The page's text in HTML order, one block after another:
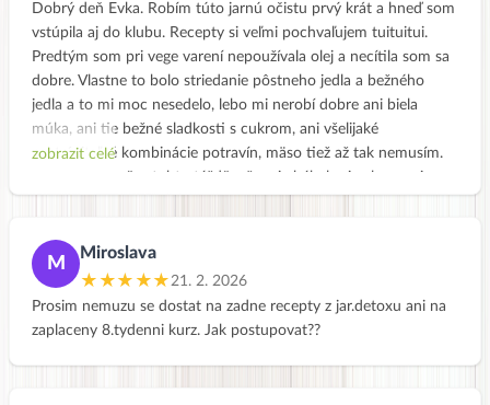
Dobrý deň Evka. Robím túto jarnú očistu prvý krát a hneď som
vstúpila aj do klubu. Recepty si veľmi pochvaľujem tuituitui.
Predtým som pri vege varení nepoužívala olej a necítila som sa
dobre. Vlastne to bolo striedanie pôstneho jedla a bežného
jedla a to mi moc nesedelo, lebo mi nerobí dobre ani biela
múka, ani tie bežné sladkosti s cukrom, ani všelijaké
nestráviteľné kombinácie potravín, mäso tiež až tak nemusím.
Presne takéto jedálničky dávajú konečne zmysel, ako vhodne
skombinovať potraviny. Mne by sa páčilo, keby ste mali aj letný
a zimný detox v ponuke :). Ešte to tu nemám celé okukané,
máte k dispozícii aj letné a zimné jedálničky na stránke :-)
zobrazit celé
M
Miroslava
★★★★★21. 2. 2026
Prosim nemuzu se dostat na zadne recepty z jar.detoxu ani na
zaplaceny 8.tydenni kurz. Jak postupovat??